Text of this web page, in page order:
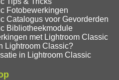
Fotobewerkingen
Catalogus voor Gevorderden
Bibliotheekmodule
met Lightroom Classic
Lightroom Classic?
in Lightroom Classic